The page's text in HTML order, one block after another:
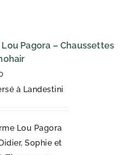
Pagora – Chaussettes
à Landestini
Lou Pagora
Sophie et